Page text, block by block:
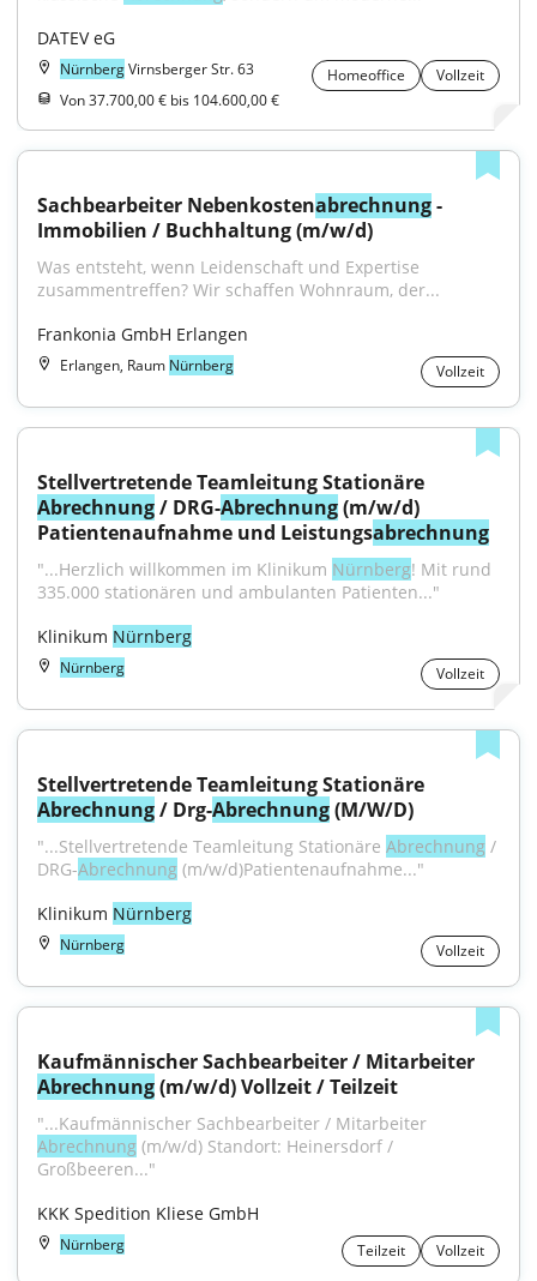
DATEV eG
NürnbergVirnsberger Str. 63 Homeoffice
Vollzeit
Von 37.700,00 € bis 104.600,00 €
Sachbearbeiter Nebenkostenabrechnung -
Immobilien / Buchhaltung (m/w/d)
Was entsteht, wenn Leidenschaft und Expertise
zusammentreffen? Wir schaffen Wohnraum, der...
Frankonia GmbH Erlangen
Erlangen, Raum Nürnberg Vollzeit
Abrechnung / DRG-Abrechnung (m/w/d)
Patientenaufnahme und Leistungsabrechnung
"...Herzlich willkommen im Klinikum Nürnberg! Mit rund
335.000 stationären und ambulanten Patienten..."
Klinikum Nürnberg
Nürnberg Vollzeit
Abrechnung / Drg-Abrechnung (M/W/D)
"...Stellvertretende Teamleitung Stationäre Abrechnung /
DRG-Abrechnung (m/w/d)Patientenaufnahme..."
Klinikum Nürnberg
Nürnberg Vollzeit
Abrechnung (m/w/d) Vollzeit / Teilzeit
Abrechnung (m/w/d) Standort: Heinersdorf /
Großbeeren..."
KKK Spedition Kliese GmbH
Nürnberg Teilzeit Vollzeit